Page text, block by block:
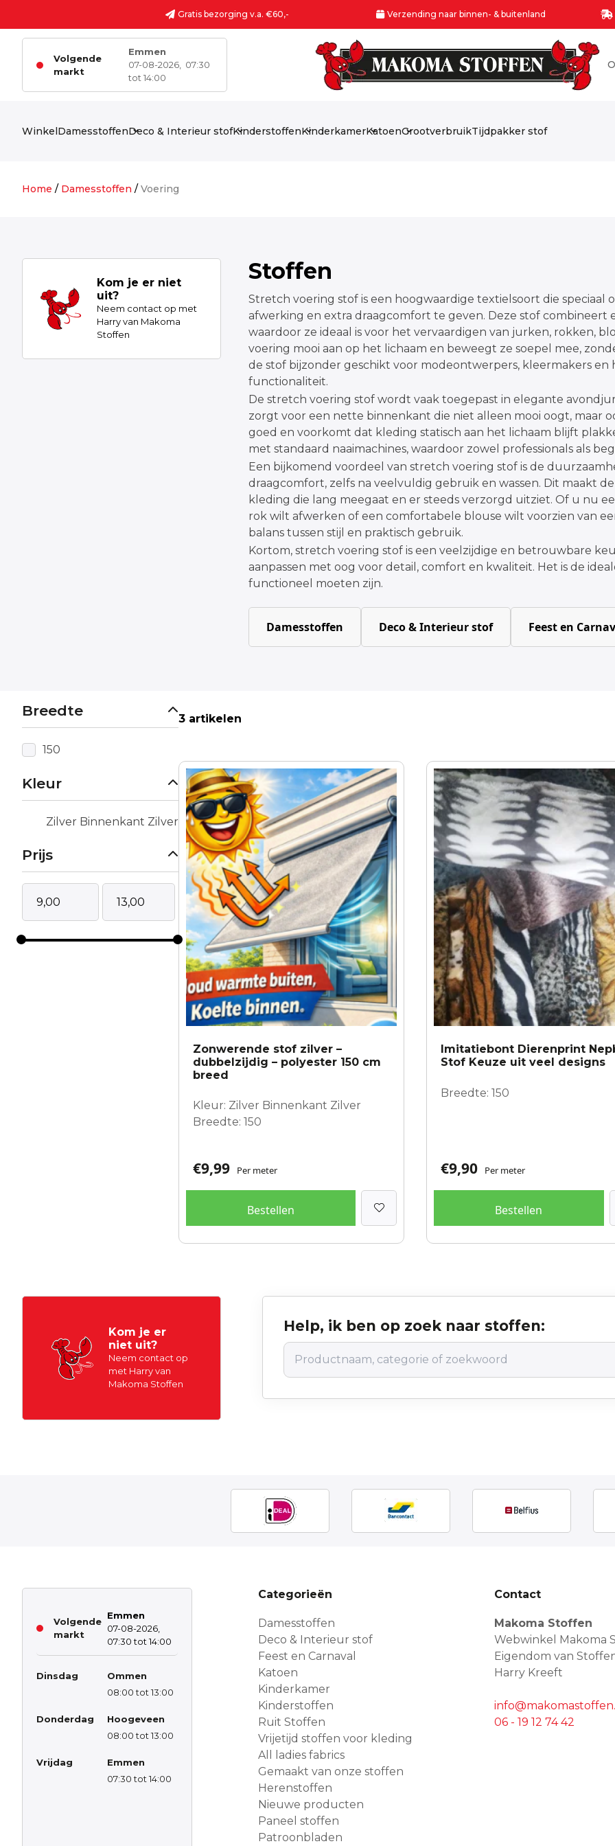
Gratis bezorging v.a. €60,- Verzending naar binnen- & buitenland
Volgende
markt
Emmen
07-08-2026,
07:30
tot 14:00
WinkelDamesstoffenDeco & Interieur stofKinderstoffenKinderkamerKatoenGrootverbruikTijdpakker stof
Home / Damesstoffen / Voering
Kom je er niet
uit?
Neem contact op met
Harry van Makoma
Stoffen
Stoffen
Stretch voering stof is een hoogwaardige textielsoort die
afwerking en extra draagcomfort te geven. Deze stof
waardoor ze ideaal is voor het vervaardigen van jurken, rokken,
voering mooi aan op het lichaam en beweegt ze soepel mee,
de stof bijzonder geschikt voor modeontwerpers, kleermakers en
functionaliteit.
De stretch voering stof wordt vaak toegepast in elegante
zorgt voor een nette binnenkant die niet alleen mooi oogt, maar
goed en voorkomt dat kleding statisch aan het lichaam blijft
met standaard naaimachines, waardoor zowel professionals als
Een bijkomend voordeel van stretch voering stof is de
draagcomfort, zelfs na veelvuldig gebruik en wassen. Dit maakt
kleding die lang meegaat en er steeds verzorgd uitziet. Of u nu
rok wilt afwerken of een comfortabele blouse wilt voorzien van
balans tussen stijl en praktisch gebruik.
Kortom, stretch voering stof is een veelzijdige en betrouwbare
aanpassen met oog voor detail, comfort en kwaliteit. Het is de
functioneel moeten zijn.
Damesstoffen Deco & Interieur stof Feest en
Breedte
150
Kleur
Zilver Binnenkant Zilver
Prijs
3 artikelen
Zonwerende stof zilver –
dubbelzijdig – polyester 150 cm
breed
Kleur: Zilver Binnenkant Zilver
Breedte: 150
€9,99 Per meter
Bestellen
Imitatiebont Dierenprint
Stof Keuze uit veel designs
Breedte: 150
€9,90 Per meter
Bestellen
Dit
product
heeft
meerdere
variaties.
Deze
optie
kan
gekozen
worden
op
de
productpagina
Kom je er
niet uit?
Neem contact op
met Harry van
Makoma Stoffen
Help, ik ben op zoek naar stoffen:
Volgende
markt
Emmen
07-08-2026,
07:30 tot 14:00
Dinsdag
Ommen
08:00 tot 13:00
Donderdag
Hoogeveen
08:00 tot 13:00
Vrijdag
Emmen
07:30 tot 14:00
Categorieën
Damesstoffen
Deco & Interieur stof
Feest en Carnaval
Katoen
Kinderkamer
Kinderstoffen
Ruit Stoffen
Vrijetijd stoffen voor kleding
All ladies fabrics
Gemaakt van onze stoffen
Herenstoffen
Nieuwe producten
Paneel stoffen
Patroonbladen
Contact
Makoma Stoffen
Webwinkel Makoma
Eigendom van
Harry Kreeft
06 - 19 12 74 42